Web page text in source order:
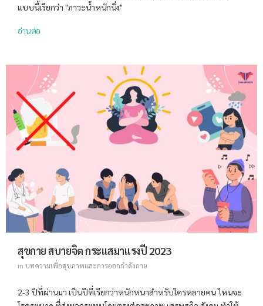
แบบนี้เรียกว่า "ภาวะน้ำหนักนิ่ง"
อ่านต่อ
สุขกาย สบายจิต กระแสมาแรงปี 2023
in บทความเพื่อสุขภาพและการออกกำลังกาย
2-3 ปีที่ผ่านมา เป็นปีที่เรียกว่าหนักหนาสำหรับใครหลายคน ไหนจะ